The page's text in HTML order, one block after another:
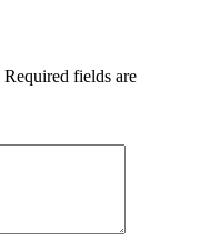
Required fields are